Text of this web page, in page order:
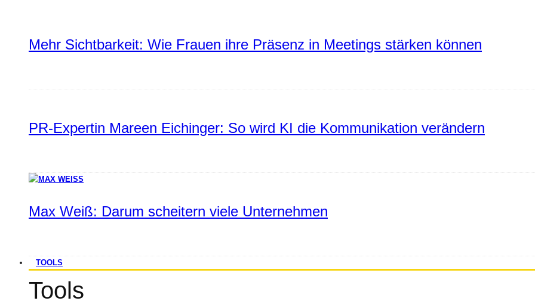
Mehr Sichtbarkeit: Wie Frauen ihre Präsenz in Meetings stärken können
PR-Expertin Mareen Eichinger: So wird KI die Kommunikation verändern
Max Weiß: Darum scheitern viele Unternehmen
TOOLS
Tools